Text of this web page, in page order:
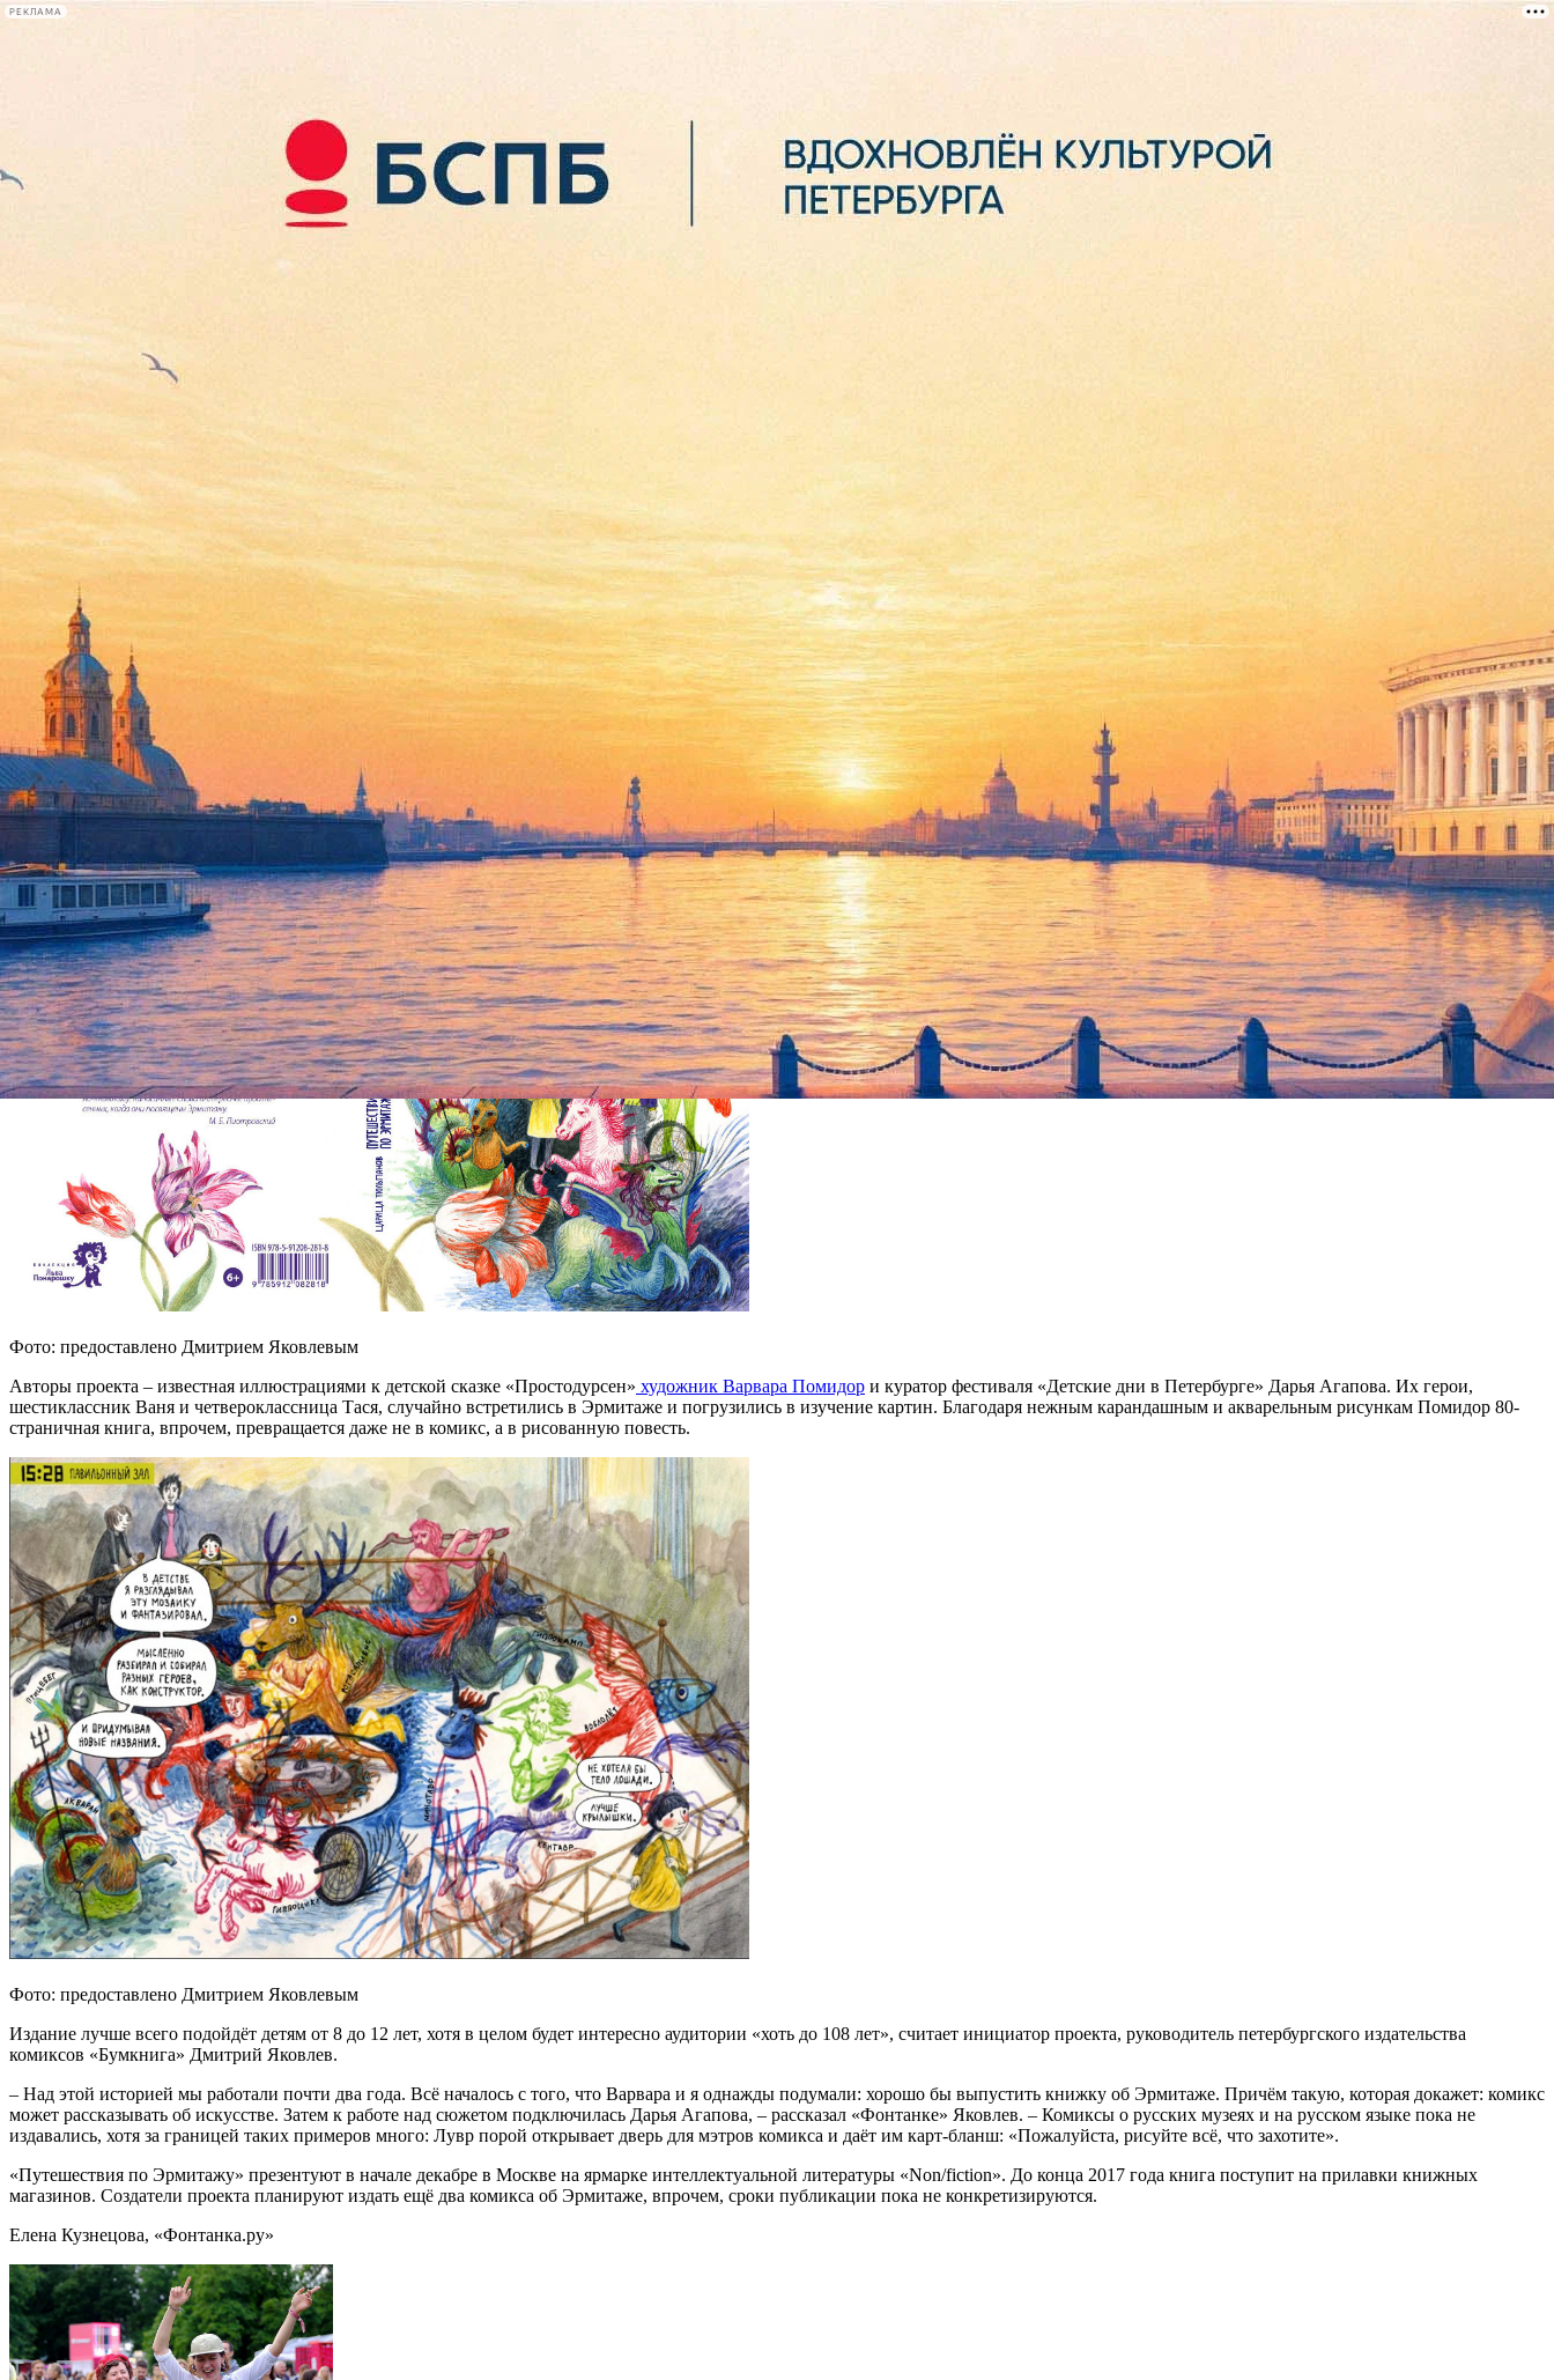
РЕКЛАМА
лекции
книги
В Петербурге впервые выпустят комикс об Эрмитаже
13 ноября 2017,
Что общего между художником Рембрандтом и японским режиссёром Хаяо Миядзаки, почему кариатидам приходится нести на своих головах тяжёлые своды зданий, и отчего библейская
история никогда не заканчивается. Об этом смогут узнать читатели первого в России музейного комикса «Путешествия по Эрмитажу. Царица тюльпанов». Он выйдет в петербургском
издательстве «Арка» в декабре.
Фото: предоставлено Дмитрием Яковлевым
Авторы проекта – известная иллюстрациями к детской сказке «Простодурсен» художник Варвара Помидор и куратор фестиваля «Детские дни в Петербурге» Дарья Агапова. Их герои,
шестиклассник Ваня и четвероклассница Тася, случайно встретились в Эрмитаже и погрузились в изучение картин. Благодаря нежным карандашным и акварельным рисункам Помидор 80-
страничная книга, впрочем, превращается даже не в комикс, а в рисованную повесть.
Фото: предоставлено Дмитрием Яковлевым
Издание лучше всего подойдёт детям от 8 до 12 лет, хотя в целом будет интересно аудитории «хоть до 108 лет», считает инициатор проекта, руководитель петербургского издательства
комиксов «Бумкнига» Дмитрий Яковлев.
– Над этой историей мы работали почти два года. Всё началось с того, что Варвара и я однажды подумали: хорошо бы выпустить книжку об Эрмитаже. Причём такую, которая докажет: комикс
может рассказывать об искусстве. Затем к работе над сюжетом подключилась Дарья Агапова, – рассказал «Фонтанке» Яковлев. – Комиксы о русских музеях и на русском языке пока не
издавались, хотя за границей таких примеров много: Лувр порой открывает дверь для мэтров комикса и даёт им карт-бланш: «Пожалуйста, рисуйте всё, что захотите».
«Путешествия по Эрмитажу» презентуют в начале декабре в Москве на ярмарке интеллектуальной литературы «Non/fiction». До конца 2017 года книга поступит на прилавки книжных
магазинов. Создатели проекта планируют издать ещё два комикса об Эрмитаже, впрочем, сроки публикации пока не конкретизируются.
Елена Кузнецова, «Фонтанка.ру»